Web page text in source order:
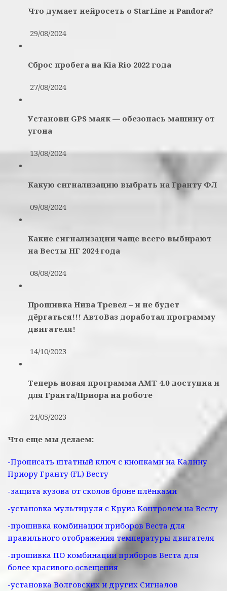
Что думает нейросеть о StarLine и Pandora?
29/08/2024
Сброс пробега на Kia Rio 2022 года
27/08/2024
Установи GPS маяк — обезопась машину от
угона
13/08/2024
Какую сигнализацию выбрать на Гранту ФЛ
09/08/2024
Какие сигнализации чаще всего выбирают
на Весты НГ 2024 года
08/08/2024
Прошивка Нива Тревел – и не будет
дёргаться!!! АвтоВаз доработал программу
двигателя!
14/10/2023
Теперь новая программа АМТ 4.0 доступна и
для Гранта/Приора на роботе
24/05/2023
Что еще мы делаем:
-Прописать штатный ключ с кнопками на Калину
Приору Гранту (FL) Весту
-защита кузова от сколов броне плёнками
-установка мультируля с Круиз Контролем на Весту
-прошивка комбинации приборов Веста для
правильного отображения температуры двигателя
-прошивка ПО комбинации приборов Веста для
более красивого освещения
-установка Волговских и других Сигналов